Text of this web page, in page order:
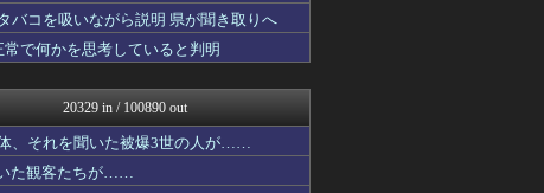
アナ速‐女子アナ画像速報
なんじぇいスタジアム＠なん...
奥様は鬼女-DQN返しまと...
ワールドサッカーファン 海...
VIPワイドガイド
V速ニュップ
(*ﾟ∀ﾟ)ゞカガクニュー...
バコを吸いながら説明 県が聞き取りへ
で何かを思考していると判明
20329 in / 100890 out
、それを聞いた被爆3世の人が……
いた観客たちが……